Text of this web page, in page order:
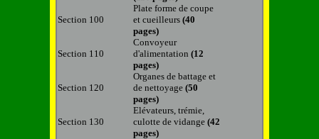
Section 100
Plate forme de coupe
et cueilleurs (40
pages)
Section 110
Convoyeur
d'alimentation (12
pages)
Section 120
Organes de battage et
de nettoyage (50
pages)
Section 130
Elévateurs, trémie,
culotte de vidange (42
pages)